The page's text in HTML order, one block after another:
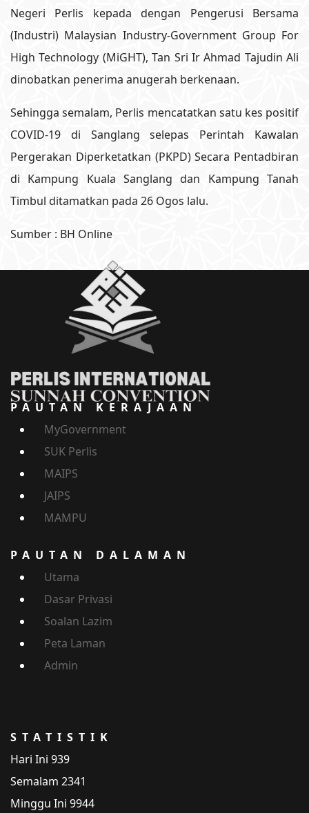
Negeri Perlis kepada dengan Pengerusi Bersama
(Industri) Malaysian Industry-Government Group For
High Technology (MiGHT), Tan Sri Ir Ahmad Tajudin Ali
dinobatkan penerima anugerah berkenaan.
Sehingga semalam, Perlis mencatatkan satu kes positif
COVID-19 di Sanglang selepas Perintah Kawalan
Pergerakan Diperketatkan (PKPD) Secara Pentadbiran
di Kampung Kuala Sanglang dan Kampung Tanah
Timbul ditamatkan pada 26 Ogos lalu.
Sumber : BH Online
PAUTAN KERAJAAN
MyGovernment
SUK Perlis
MAIPS
JAIPS
MAMPU
PAUTAN DALAMAN
Utama
Dasar Privasi
Soalan Lazim
Peta Laman
Admin
STATISTIK
Hari Ini 939
Semalam 2341
Minggu Ini 9944